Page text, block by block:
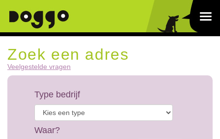
Zoek een adres
Veelgestelde vragen
Type bedrijf
Waar?